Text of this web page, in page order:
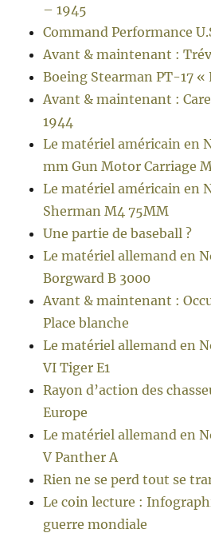
– 1945
Command Performance
Avant & maintenant :
Boeing Stearman PT-17 «
Avant & maintenant :
1944
Le matériel américain en
mm Gun Motor Carriage
Le matériel américain en
Sherman M4 75MM
Une partie de baseball ?
Le matériel allemand en
Borgward B 3000
Avant & maintenant :
Place blanche
Le matériel allemand en
VI Tiger E1
Rayon d’action des
Europe
Le matériel allemand en
V Panther A
Rien ne se perd tout se
Le coin lecture :
guerre mondiale